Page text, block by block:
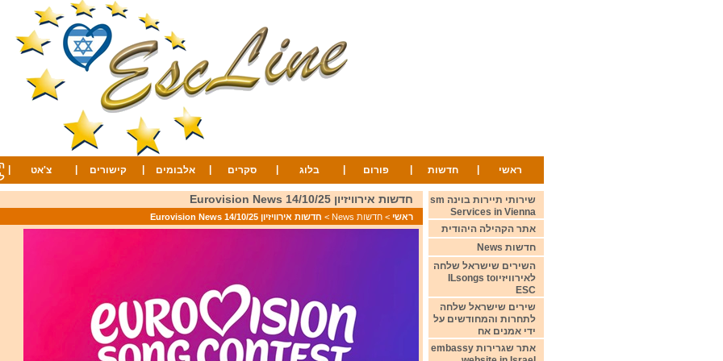
ראשי חדשות פורום בלוג סקרים אלבומים קישורים צ'אט
חדשות אירוויזיון 14/10/25 Eurovision News
ראשי > חדשות News > חדשות אירוויזיון 14/10/25 Eurovision News
שירותי תיירות בוינה sm
Services in Vienna
אתר הקהילה היהודית
חדשות News
השירים שישראל שלחה
לאירוויזיוILsongs to
ESC
שירים שישראל שלחה
לתחרות והמחודשים על
ידי אמנים אח
אתר שגרירות embassy